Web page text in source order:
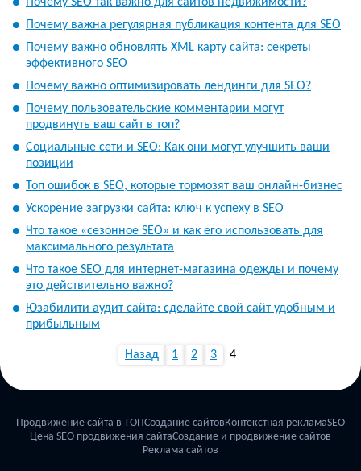
Почему важна регулярная публикация контента для SEO
Почему важно обновлять XML карту сайта: секреты
эффективного SEO
Почему важно оптимизировать лендинги для SEO?
Почему пользовательские комментарии могут
продвинуть ваш сайт в топ?
Социальные сети и SEO: Как они могут улучшить ваши
позиции
Топ ошибок в SEO, которые тормозят ваш онлайн-бизнес
Ускорение загрузки сайта: ключ к успеху в SEO
Что такое «сезонное SEO» и как его использовать для
максимального результата
Что такое SEO для интернет-магазина одежды и почему
это действительно важно?
Юзабилити аудит сайта: сделайте свой сайт удобным и
прибыльным
Назад 1 2 3 4
Продвижение сайта в ТОПСоздание сайтовКонтекстная рекламаSEO
Цена SEO продвижения сайтаСоздание и продвижение сайтов
Реклама сайтов